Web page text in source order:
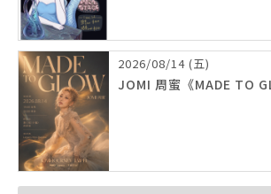
2026/08/14 (五)
JOMI 周蜜《MADE TO